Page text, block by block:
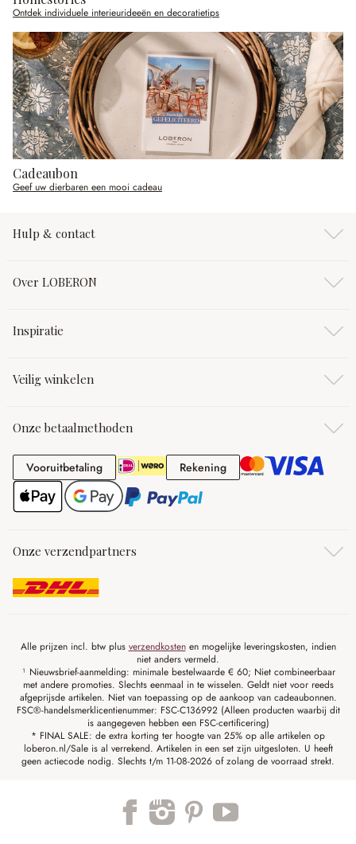
Ontdek individuele interieurideeën en decoratietips
Cadeaubon
Geef uw dierbaren een mooi cadeau
Hulp & contact
Over LOBERON
Inspiratie
Veilig winkelen
Onze betaalmethoden
VooruitbetalingVooruitbetaling RekeningRekening
Onze verzendpartners
Alle prijzen incl. btw plus verzendkostenen mogelijke leveringskosten, indien
niet anders vermeld.
¹ Nieuwsbrief-aanmelding: minimale bestelwaarde € 60; Niet combineerbaar
met andere promoties. Slechts eenmaal in te wisselen. Geldt niet voor reeds
afgeprijsde artikelen. Niet van toepassing op de aankoop van cadeaubonnen.
FSC®-handelsmerklicentienummer: FSC-C136992 (Alleen producten waarbij dit
is aangegeven hebben een FSC-certificering)
* FINAL SALE: de extra korting ter hoogte van 25% op alle artikelen op
loberon.nl/Sale is al verrekend. Artikelen in een set zijn uitgesloten. U heeft
geen actiecode nodig. Slechts t/m 11-08-2026 of zolang de voorraad strekt.